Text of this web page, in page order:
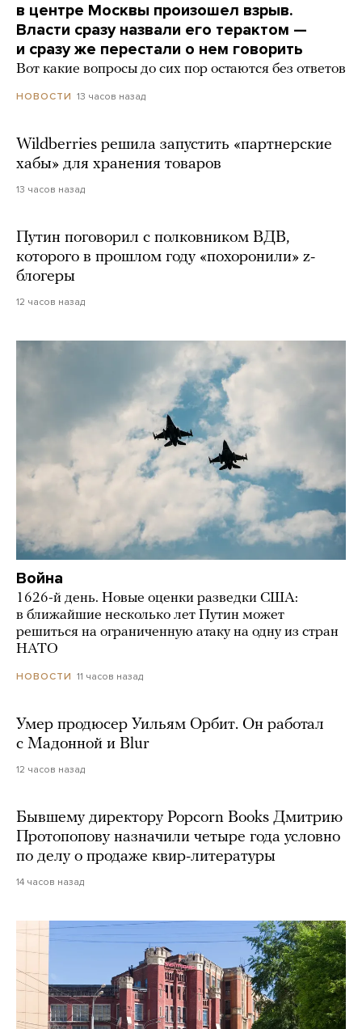
в центре Москвы произошел взрыв.
Власти сразу назвали его терактом —
и сразу же перестали о нем говорить
Вот какие вопросы до сих пор остаются без ответов
НОВОСТИ 13 часов назад
Wildberries решила запустить «партнерские
хабы» для хранения товаров
13 часов назад
Путин поговорил с полковником ВДВ,
которого в прошлом году «похоронили» z-
блогеры
12 часов назад
Война
1626-й день. Новые оценки разведки США:
в ближайшие несколько лет Путин может
решиться на ограниченную атаку на одну из стран
НАТО
НОВОСТИ 11 часов назад
Умер продюсер Уильям Орбит. Он работал
с Мадонной и Blur
12 часов назад
Бывшему директору Popcorn Books Дмитрию
Протопопову назначили четыре года условно
по делу о продаже квир-литературы
14 часов назад